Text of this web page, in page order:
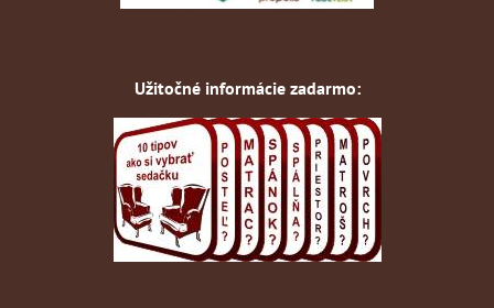
Užitočné informácie zadarmo: